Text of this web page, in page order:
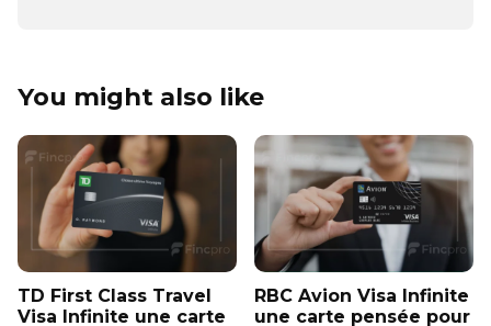
You might also like
TD First Class Travel
Visa Infinite une carte
RBC Avion Visa Infinite
une carte pensée pour